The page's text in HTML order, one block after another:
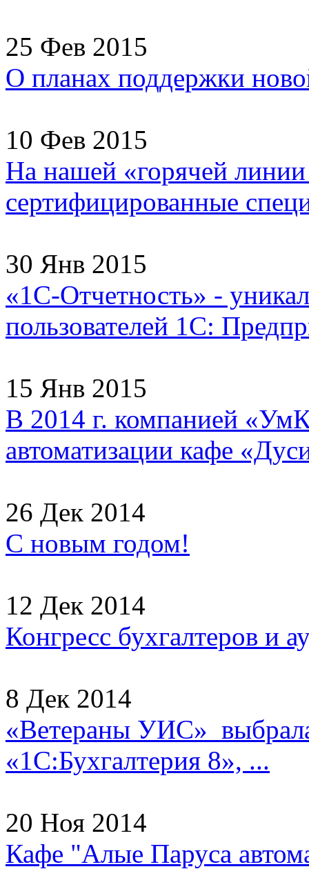
25 Фев 2015
О планах поддержки
10 Фев 2015
На нашей «горячей
сертифицированные
30 Янв 2015
«1С-Отчетность» -
пользователей 1С:
15 Янв 2015
В 2014 г. компанией
автоматизации кафе
26 Дек 2014
С новым годом!
12 Дек 2014
Конгресс бухгалтеров и
8 Дек 2014
«Ветераны УИС»
«1С:Бухгалтерия 8», ...
20 Ноя 2014
Кафе "Алые Паруса